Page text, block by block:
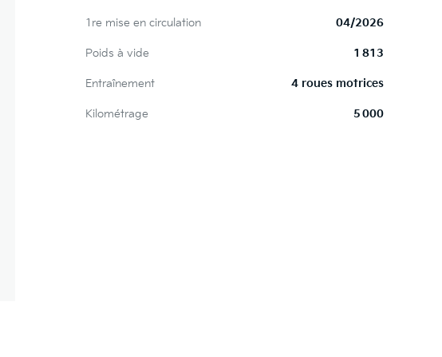
1re mise en circulation 04/2026
Poids à vide 1 813
Entraînement 4 roues motrices
Kilométrage 5 000